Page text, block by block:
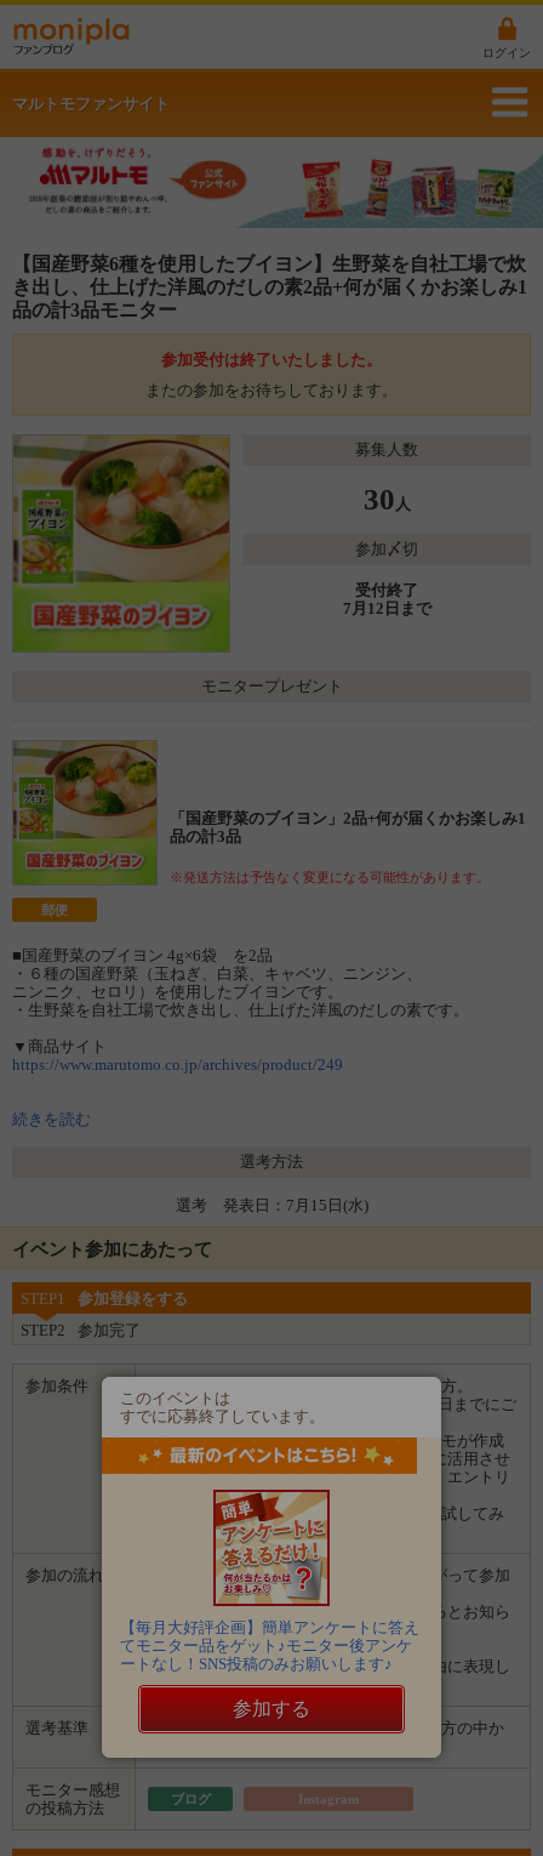
ログイン
マルトモファンサイト
【国産野菜6種を使用したブイヨン】生野菜を自社工場で炊
き出し、仕上げた洋風のだしの素2品+何が届くかお楽しみ1
品の計3品モニター
参加受付は終了いたしました。
またの参加をお待ちしております。
募集人数
30 人
参加〆切
受付終了
7月12日まで
モニタープレゼント
「国産野菜のブイヨン」2品+何が届くかお楽しみ1
品の計3品
※発送方法は予告なく変更になる可能性があります。
郵便
■国産野菜のブイヨン 4g×6袋 を2品
・６種の国産野菜（玉ねぎ、白菜、キャベツ、ニンジン、
ニンニク、セロリ）を使用したブイヨンです。
・生野菜を自社工場で炊き出し、仕上げた洋風のだしの素です。
▼商品サイト
https://www.marutomo.co.jp/archives/product/249
す！
続きを読む
選考方法
選考 発表日：7月15日(水)
イベント参加にあたって
STEP1
参加登録をする
STEP2
参加完了
参加条件
■募集時のアンケートにお答えいただける方。
■モニター後のアンケートとSNS投稿を期日までにご
対応いただける方。
■モニター後に投稿いただく画像はマルトモが作成
する販促物、ホームページや通販サイトに活用させ
ていただく場合があります。ご了承の上、エントリ
ーください。
■食べることが好きな方、マルトモ商品を試してみ
たい方、ぜひご応募ください。
参加の流れ
１．「参加する」ボタンから画面にしたがって参加
２．募集期間の終了後、企業から選ばれるとお知ら
せがあります。
３．企業から商品などが届きます。
４．試していただいた感想や口コミを自由に表現し
て投稿してください。
選考基準
■募集時のアンケートにお答えいただいた方の中か
モニター感想
の投稿方法
ブログ Instagram
このイベントは
すでに応募終了しています。
【毎月大好評企画】簡単アンケートに答え
てモニター品をゲット♪モニター後アンケ
ートなし！SNS投稿のみお願いします♪
参加する